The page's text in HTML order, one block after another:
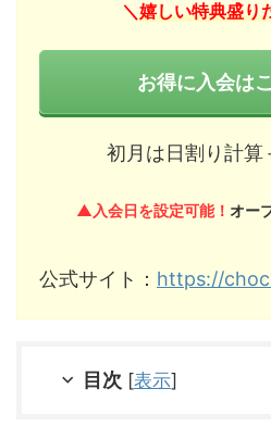
＼ 嬉しい特典盛り
お得に入会は
初月は日割り計算
▲入会日を設定可能！ オー
公式サイト： https://
目次 [表示]